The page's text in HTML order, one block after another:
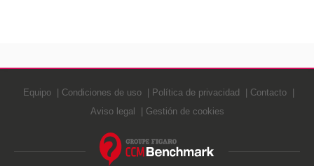
Equipo Condiciones de uso Política de privacidad
Contacto
Aviso legal
Gestión de cookies